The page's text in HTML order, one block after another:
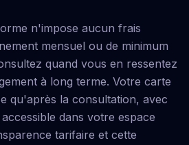
n'impose aucun frais
mensuel ou de minimum
quand vous en ressentez
à long terme. Votre carte
qu'après la consultation, avec
dans votre espace
tarifaire et cette